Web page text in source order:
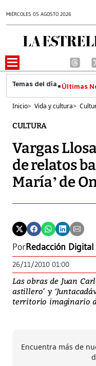
MIÉRCOLES 05 AGOSTO 2026
Últimas
Inicio> Vida y cultura>
CULTURA
Vargas
de relatos
María’ de
PorRedacción
26/11/2010 01:00
Las obras de Juan
astillero’ y
territorio imaginario
Encuentra más de